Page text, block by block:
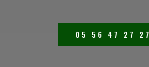
05 56 47 27 27